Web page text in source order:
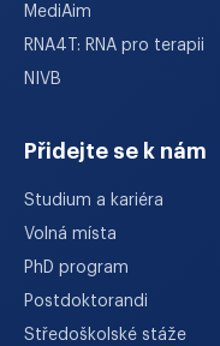
MediAim
RNA4T: RNA pro terapii
NIVB
Přidejte se k nám
Studium a kariéra
Volná místa
PhD program
Postdoktorandi
Středoškolské stáže